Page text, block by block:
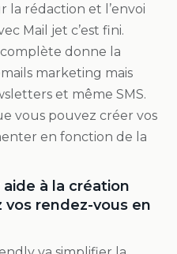
la rédaction et l’envoi
Mail jet c’est fini.
donne la
marketing mais
et même SMS.
vous pouvez créer vos
en fonction de la
à la création
vos rendez-vous en